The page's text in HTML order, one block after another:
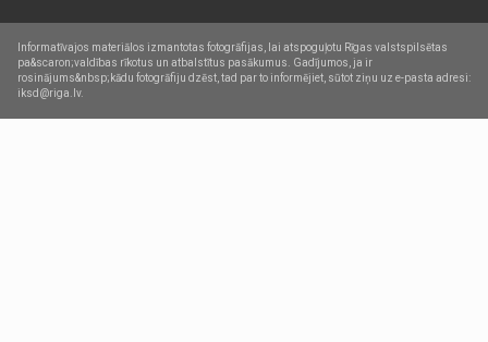
Informatīvajos materiālos izmantotas fotogrāfijas, lai atspoguļotu Rīgas valstspilsētas
pa&scaron;valdības rīkotus un atbalstītus pasākumus. Gadījumos, ja ir
rosinājums&nbsp;kādu fotogrāfiju dzēst, tad par to informējiet, sūtot ziņu uz e-pasta adresi:
iksd@riga.lv.